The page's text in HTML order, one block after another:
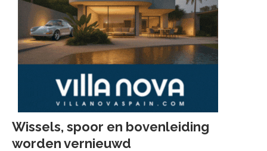
Wissels, spoor en bovenleiding
worden vernieuwd